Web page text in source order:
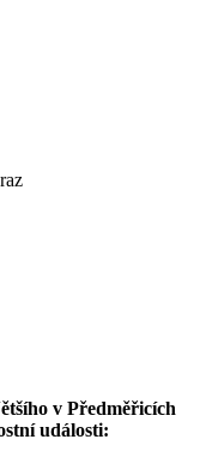
v Předměřicích
události: